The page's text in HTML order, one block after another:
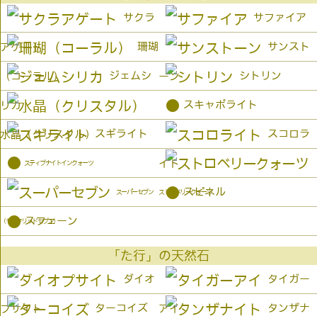
サクラ
アゲート
サファイア
珊瑚
（コーラル）
サンスト
ーン
ジェムシ
リカ
シトリン
水晶（クリスタル）
● スキャポライト
スギライト スコロラ
イト
● スティブナイトインクォーツ
ストロベリークォーツ
スーパーセブン
（セイクリッドセブン）
● スピネル
● スフェーン
「た行」の天然石
ダイオ
プサイト
タイガー
アイ
ターコイズ タンザナ